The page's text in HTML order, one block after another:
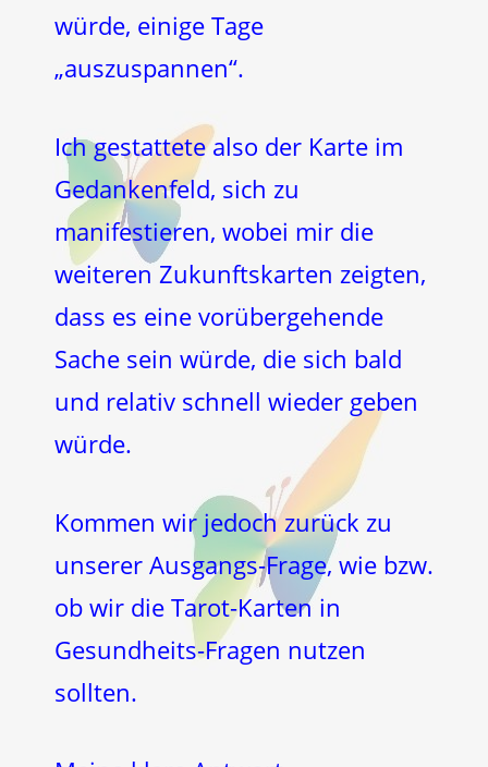
würde, einige Tage
„auszuspannen“.
Ich gestattete also der Karte im
Gedankenfeld, sich zu
manifestieren, wobei mir die
weiteren Zukunftskarten zeigten,
dass es eine vorübergehende
Sache sein würde, die sich bald
und relativ schnell wieder geben
würde.
Kommen wir jedoch zurück zu
unserer Ausgangs-Frage, wie bzw.
ob wir die Tarot-Karten in
Gesundheits-Fragen nutzen
sollten.